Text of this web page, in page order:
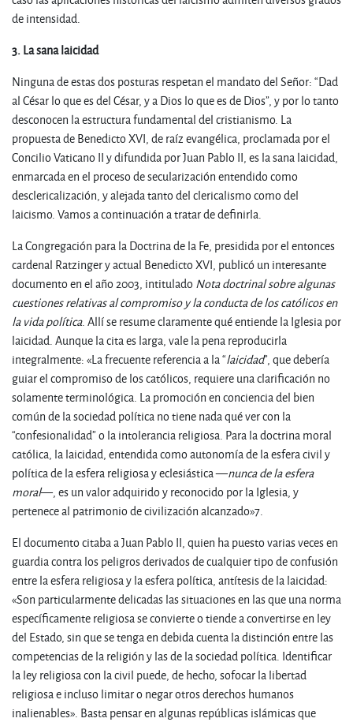
de intensidad.
3. La sana laicidad
Ninguna de estas dos posturas respetan el mandato del Señor: “Dad
al César lo que es del César, y a Dios lo que es de Dios”, y por lo tanto
desconocen la estructura fundamental del cristianismo. La
propuesta de Benedicto XVI, de raíz evangélica, proclamada por el
Concilio Vaticano II y difundida por Juan Pablo II, es la sana laicidad,
enmarcada en el proceso de secularización entendido como
desclericalización, y alejada tanto del clericalismo como del
laicismo. Vamos a continuación a tratar de definirla.
La Congregación para la Doctrina de la Fe, presidida por el entonces
cardenal Ratzinger y actual Benedicto XVI, publicó un interesante
documento en el año 2003, intitulado Nota doctrinal sobre algunas
cuestiones relativas al compromiso y la conducta de los católicos en
la vida política. Allí se resume claramente qué entiende la Iglesia por
laicidad. Aunque la cita es larga, vale la pena reproducirla
integralmente: «La frecuente referencia a la “laicidad”, que debería
guiar el compromiso de los católicos, requiere una clarificación no
solamente terminológica. La promoción en conciencia del bien
común de la sociedad política no tiene nada qué ver con la
“confesionalidad” o la intolerancia religiosa. Para la doctrina moral
católica, la laicidad, entendida como autonomía de la esfera civil y
política de la esfera religiosa y eclesiástica —nunca de la esfera
moral—, es un valor adquirido y reconocido por la Iglesia, y
pertenece al patrimonio de civilización alcanzado»7.
El documento citaba a Juan Pablo II, quien ha puesto varias veces en
guardia contra los peligros derivados de cualquier tipo de confusión
entre la esfera religiosa y la esfera política, antítesis de la laicidad:
«Son particularmente delicadas las situaciones en las que una norma
específicamente religiosa se convierte o tiende a convertirse en ley
del Estado, sin que se tenga en debida cuenta la distinción entre las
competencias de la religión y las de la sociedad política. Identificar
la ley religiosa con la civil puede, de hecho, sofocar la libertad
religiosa e incluso limitar o negar otros derechos humanos
inalienables». Basta pensar en algunas repúblicas islámicas que